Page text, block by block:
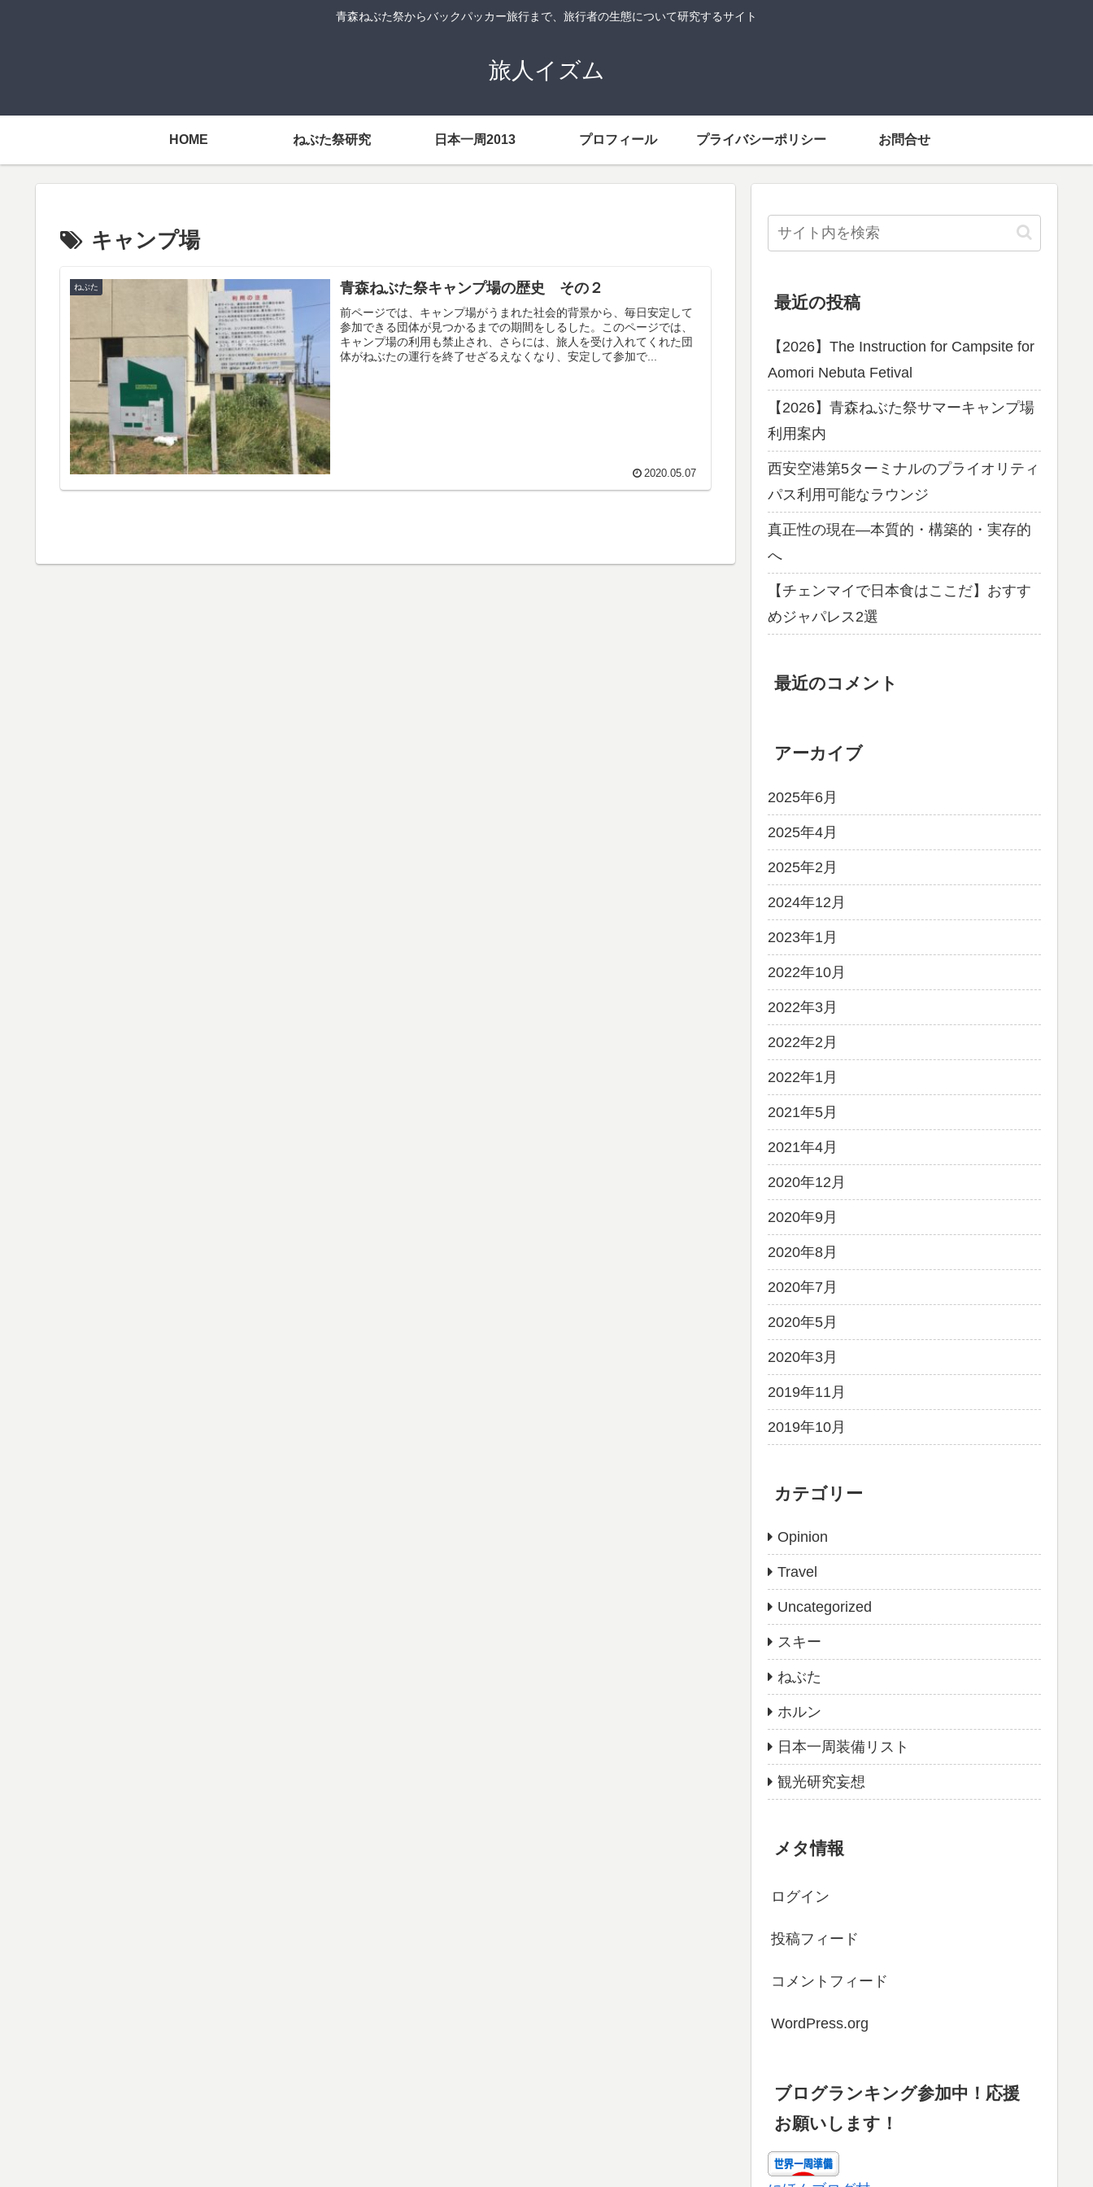
青森ねぶた祭からバックパッカー旅行まで、旅行者の生態について研究するサイト
旅人イズム
HOME ねぶた祭研究 日本一周2013 プロフィール プライバシーポリシー お問合せ
キャンプ場
ねぶた 青森ねぶた祭キャンプ場の歴史 その２
前ページでは、キャンプ場がうまれた社会的背景から、毎日安定して
参加できる団体が見つかるまでの期間をしるした。このページでは、
キャンプ場の利用も禁止され、さらには、旅人を受け入れてくれた団
体がねぶたの運行を終了せざるえなくなり、安定して参加で...
2020.05.07
最近の投稿
【2026】The Instruction for Campsite for
Aomori Nebuta Fetival
【2026】青森ねぶた祭サマーキャンプ場
利用案内
西安空港第5ターミナルのプライオリティ
パス利用可能なラウンジ
真正性の現在―本質的・構築的・実存的
へ
【チェンマイで日本食はここだ】おすす
めジャパレス2選
最近のコメント
アーカイブ
2025年6月
2025年4月
2025年2月
2024年12月
2023年1月
2022年10月
2022年3月
2022年2月
2022年1月
2021年5月
2021年4月
2020年12月
2020年9月
2020年8月
2020年7月
2020年5月
2020年3月
2019年11月
2019年10月
カテゴリー
Opinion
Travel
Uncategorized
スキー
ねぶた
ホルン
日本一周装備リスト
観光研究妄想
メタ情報
ログイン
投稿フィード
コメントフィード
WordPress.org
ブログランキング参加中！応援
お願いします！